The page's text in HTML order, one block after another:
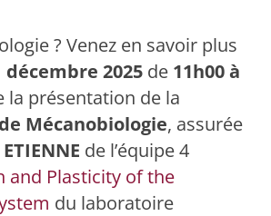
? Venez en savoir plus
décembre 2025 de 11h00 à
la présentation de la
Mécanobiologie, assurée
de l’équipe 4
and Plasticity of the
du laboratoire